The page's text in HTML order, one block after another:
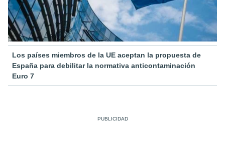
Los países miembros de la UE aceptan la propuesta de
España para debilitar la normativa anticontaminación
Euro 7